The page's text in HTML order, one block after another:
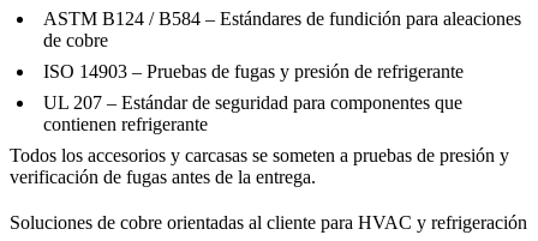
ASTM B124 / B584 – Estándares de fundición para aleaciones
de cobre
ISO 14903 – Pruebas de fugas y presión de refrigerante
UL 207 – Estándar de seguridad para componentes que
contienen refrigerante
Todos los accesorios y carcasas se someten a pruebas de presión y
verificación de fugas antes de la entrega.
Soluciones de cobre orientadas al cliente para HVAC y refrigeración